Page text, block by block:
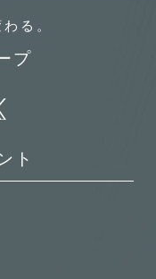
る。
プ
開きます
ンドウで開きます
別ウィンドウで開きます
ト